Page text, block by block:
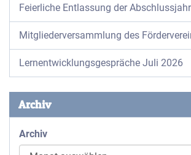
Feierliche Entlassung der
Mitgliederversammlung des
Lernentwicklungsgespräche Juli 2026
Archiv
Archiv